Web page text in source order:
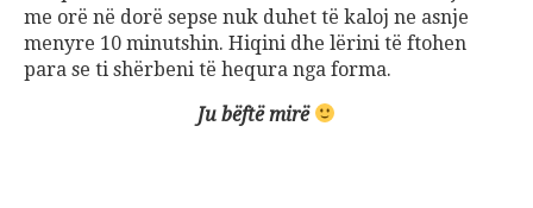
me orë në dorë sepse nuk duhet të kaloj ne asnje
menyre 10 minutshin. Hiqini dhe lërini të ftohen
para se ti shërbeni të hequra nga forma.
Ju bëftë mirë